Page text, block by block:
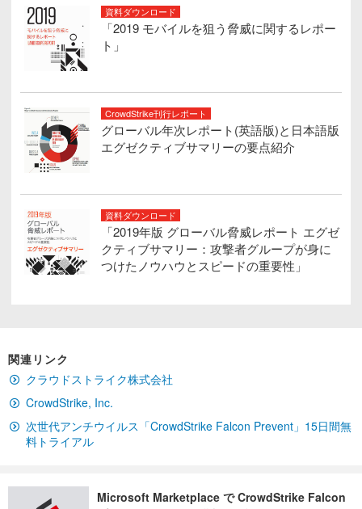
資料ダウンロード
「2019 モバイルを狙う脅威に関するレポー
ト」
CrowdStrike刊行レポート
グローバル年次レポート(英語版)と日本語版
エグゼクティブサマリーの要点紹介
資料ダウンロード
「2019年版 グローバル脅威レポート エグゼ
クティブサマリー：攻撃者グループが身に
つけたノウハウとスピードの重要性」
関連リンク
クラウドストライク株式会社
CrowdStrike, Inc.
次世代アンチウイルス「CrowdStrike Falcon Prevent」15日間無
料トライアル
Microsoft Marketplace で CrowdStrike Falcon